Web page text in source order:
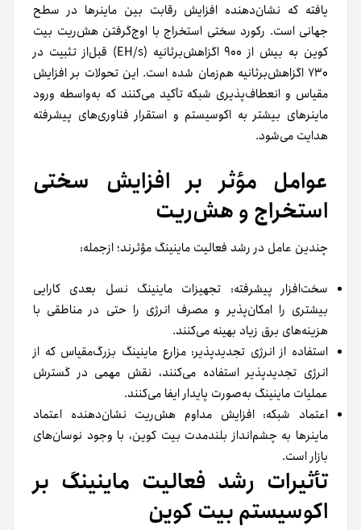
یافته که نشان‌دهنده افزایش رقابت بین ماینرها در سطح
جهانی است. رکورد سختی استخراج با اوج‌گرفتن هش‌ریت بیت
کوین به بیش از ۹۰۰ اگزاهش‌بر‌ثانیه (EH/s) قبل‌از تثبیت در
۷۳۰ اگزاهش‌برثانیه هم‌زمان شده است. این تحولات بر افزایش
مقیاس و انعطاف‌پذیری شبکه تأکید می‌کنند که به‌واسطه ورود
ماینرهای بیشتر به اکوسیستم و استقرار فناوری‌های پیشرفته
هدایت می‌شود.
عوامل مؤثر بر افزایش سختی
استخراج و هش‌ریت
چندین عامل در رشد فعالیت ماینینگ مؤثرند؛ ازجمله‌:
سخت‌افزار پیشرفته: تجهیزات ماینینگ نسل بعدی کارایی
بیشتری را امکان‌پذیر و مصرف انرژی را حتی در مناطقی با
هزینه‌های برق زیاد بهینه می‌کنند.
استفاده از انرژی تجدیدپذیر: مزارع ماینینگ بزرگ‌مقیاس که از
انرژی تجدیدپذیر استفاده می‌کنند، نقش مهمی در گسترش
عملیات ماینینگ به‌صورت پایدار ایفا می‌کنند.
اعتماد شبکه: افزایش مداوم هش‌ریت نشان‌دهنده اعتماد
ماینرها به چشم‌انداز بلندمدت بیت کوین، با وجود نوسان‌های
بازار است.
تأثیرات رشد فعالیت ماینینگ بر
اکوسیستم بیت کوین